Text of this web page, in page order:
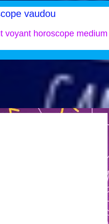
vaudou
voyant horoscope medium